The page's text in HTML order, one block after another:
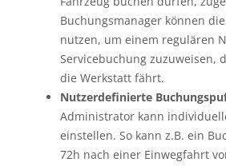
Buchungsmanager können
nutzen, um einem regulären
Servicebuchung zuzuweisen,
die Werkstatt fährt.
Nutzerdefinierte
Administrator kann
einstellen. So kann z.B. ein
72h nach einer Einwegfahrt